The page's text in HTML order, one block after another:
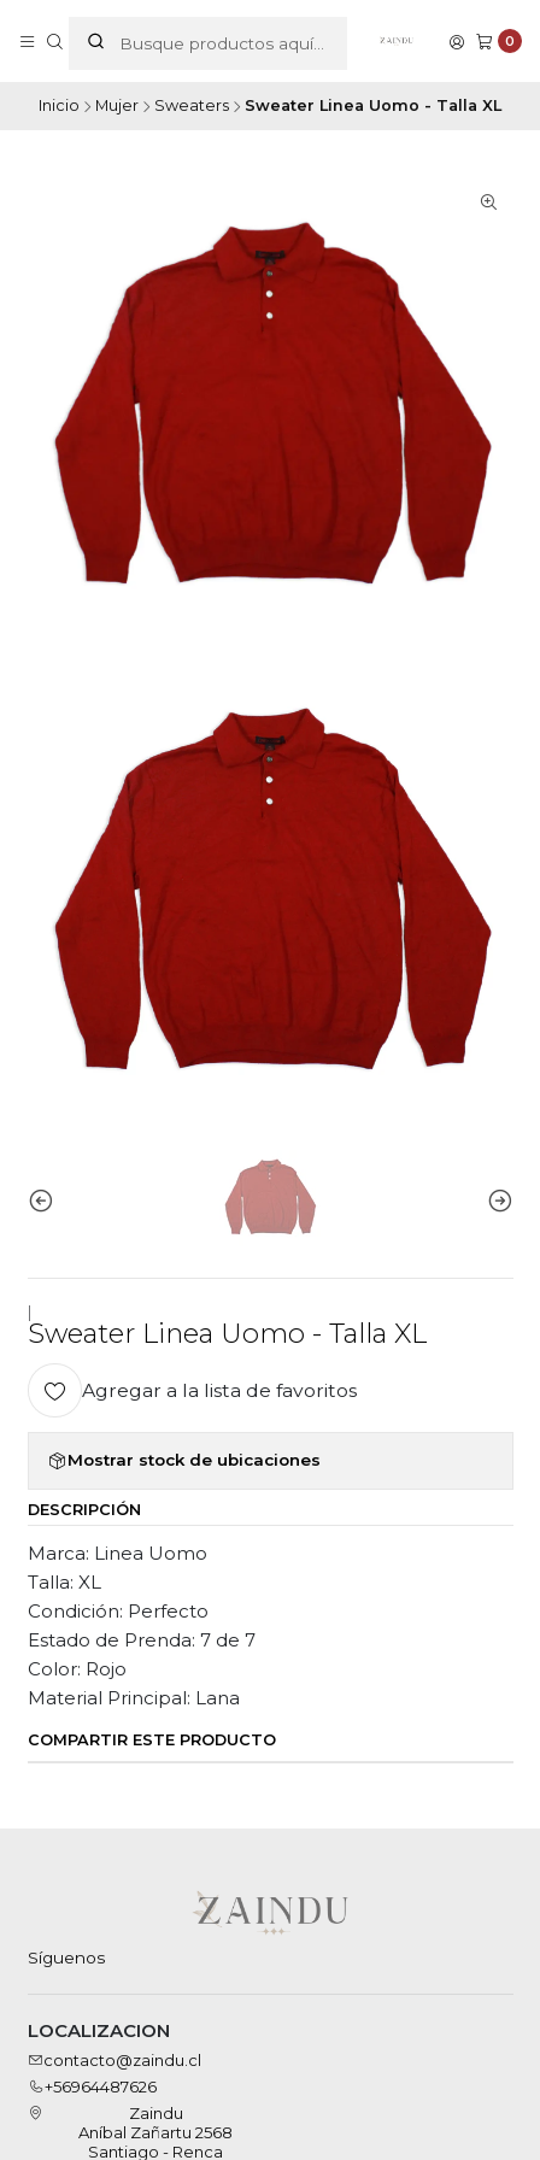
0
Inicio Mujer Sweaters Sweater Linea Uomo - Talla XL
Sweater Linea Uomo - Talla XL
Agregar a la lista de favoritos
Mostrar stock de ubicaciones
DESCRIPCIÓN
Marca: Linea Uomo
Talla: XL
Condición: Perfecto
Estado de Prenda: 7 de 7
Color: Rojo
Material Principal: Lana
COMPARTIR ESTE PRODUCTO
Síguenos
LOCALIZACION
contacto@zaindu.cl
+56964487626
Zaindu
Aníbal Zañartu 2568
Santiago - Renca